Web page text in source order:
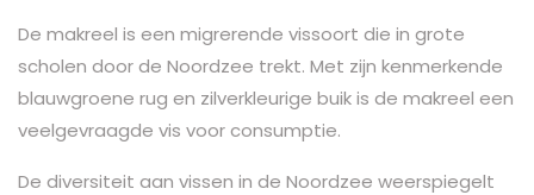
De makreel is een migrerende vissoort die in grote
scholen door de Noordzee trekt. Met zijn kenmerkende
blauwgroene rug en zilverkleurige buik is de makreel een
veelgevraagde vis voor consumptie.
De diversiteit aan vissen in de Noordzee weerspiegelt